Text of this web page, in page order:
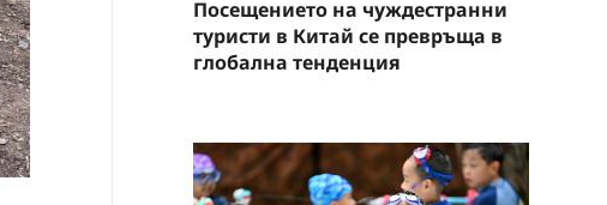
Посещението на чуждестранни
туристи в Китай се превръща в
глобална тенденция